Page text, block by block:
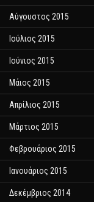
Αύγουστος 2015
Ιούλιος 2015
Ιούνιος 2015
Μάιος 2015
Απρίλιος 2015
Μάρτιος 2015
Φεβρουάριος 2015
Ιανουάριος 2015
Δεκέμβριος 2014